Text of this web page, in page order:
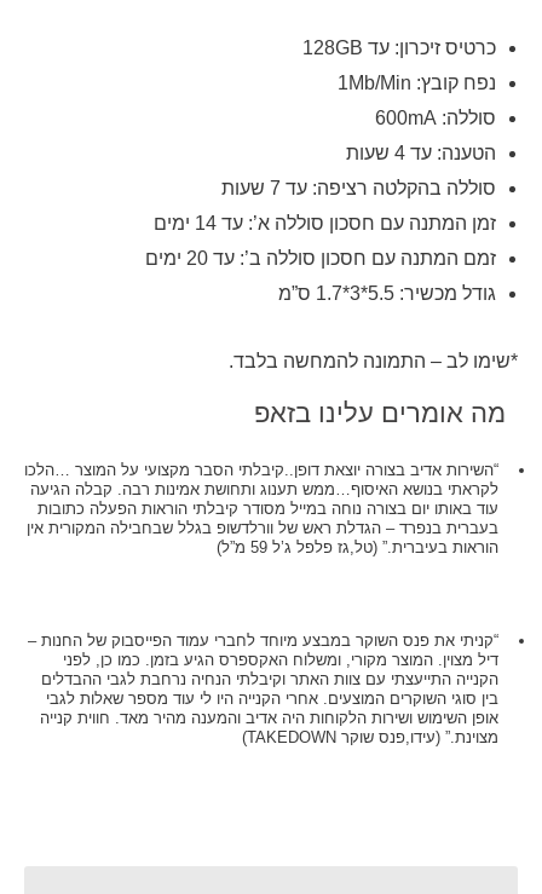
כרטיס זיכרון: עד 128GB
נפח קובץ: 1Mb/Min
סוללה: 600mA
הטענה: עד 4 שעות
סוללה בהקלטה רציפה: עד 7 שעות
זמן המתנה עם חסכון סוללה א’: עד 14 ימים
זמם המתנה עם חסכון סוללה ב’: עד 20 ימים
גודל מכשיר: 5.5*3*1.7 ס”מ
*שימו לב – התמונה להמחשה בלבד.
מה אומרים עלינו בזאפ
“השירות אדיב בצורה יוצאת דופן..קיבלתי הסבר מקצועי על המוצר …הלכו
לקראתי בנושא האיסוף…ממש תענוג ותחושת אמינות רבה. קבלה הגיעה
עוד באותו יום בצורה נוחה במייל מסודר קיבלתי הוראות הפעלה כתובות
בעברית בנפרד – הגדלת ראש של וורלדשופ בגלל שבחבילה המקורית אין
הוראות בעיברית.” (טל,גז פלפל ג’ל 59 מ”ל)
“קניתי את פנס השוקר במבצע מיוחד לחברי עמוד הפייסבוק של החנות –
דיל מצוין. המוצר מקורי, ומשלוח האקספרס הגיע בזמן. כמו כן, לפני
הקנייה התייעצתי עם צוות האתר וקיבלתי הנחיה נרחבת לגבי ההבדלים
בין סוגי השוקרים המוצעים. אחרי הקנייה היו לי עוד מספר שאלות לגבי
אופן השימוש ושירות הלקוחות היה אדיב והמענה מהיר מאד. חווית קנייה
מצוינת.” (עידו,פנס שוקר TAKEDOWN)